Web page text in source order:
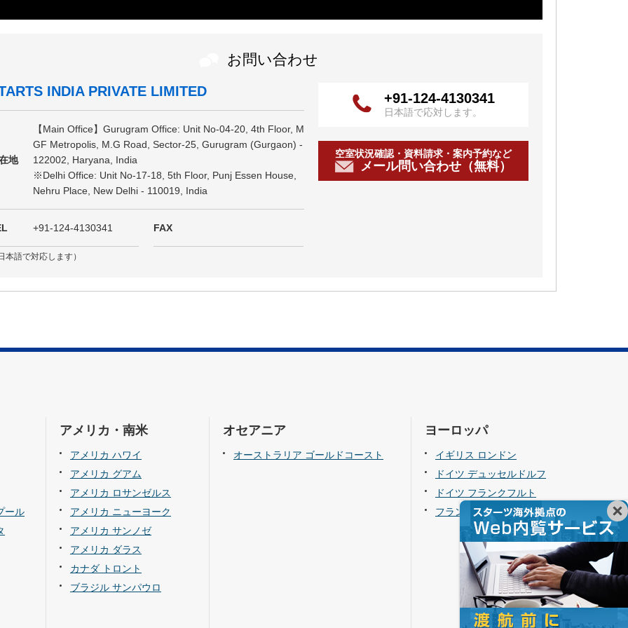
お問い合わせ
INDIA PRIVATE LIMITED
地
【Main Office】Gurugram Office: Unit No-04-20, 4th Floor, M
GF Metropolis, M.G Road, Sector-25, Gurugram (Gurgaon) -
122002, Haryana, India
※Delhi Office: Unit No-17-18, 5th Floor, Punj Essen House,
Nehru Place, New Delhi - 110019, India
+91-124-4130341
本語で対応します）
FAX
+91-124-4130341
日本語で応対します。
空室状況確認・資料請求・案内予約など
メール問い合わせ（無料）
ール
アメリカ・南米
アメリカ ハワイ
アメリカ グアム
アメリカ ロサンゼルス
アメリカ ニューヨーク
アメリカ サンノゼ
アメリカ ダラス
カナダ トロント
ブラジル サンパウロ
オセアニア
オーストラリア ゴールドコースト
ヨーロッパ
イギリス ロンドン
ドイツ デュッセルドルフ
ドイツ フランクフルト
フランス パリ